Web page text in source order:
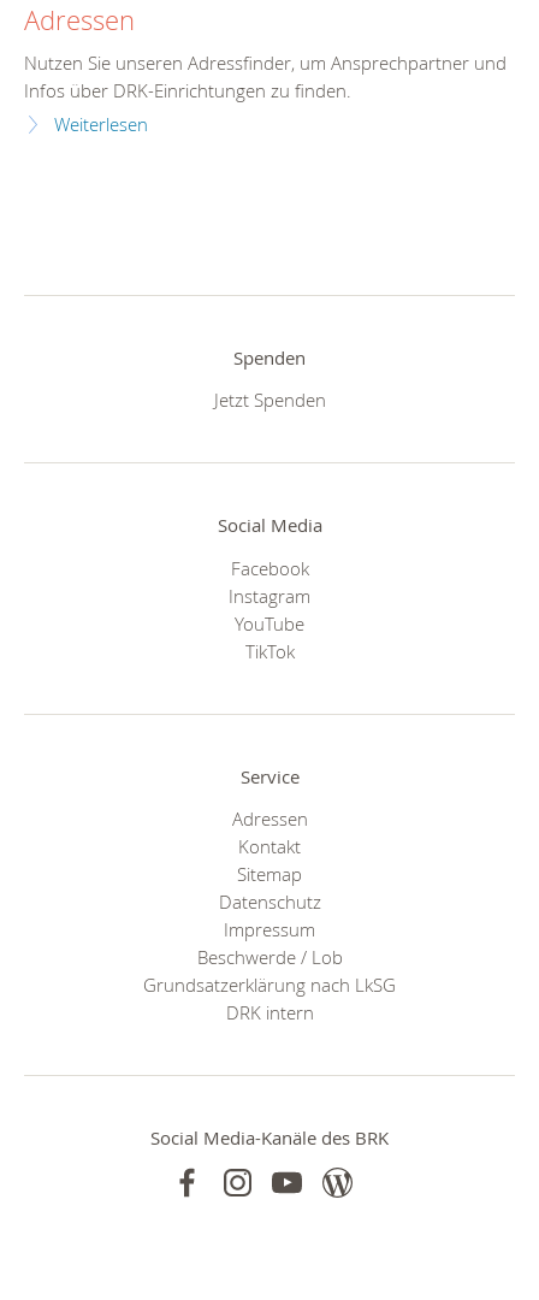
Adressen
Nutzen Sie unseren Adressfinder, um Ansprechpartner und
Infos über DRK-Einrichtungen zu finden.
Weiterlesen
Spenden
Jetzt Spenden
Social Media
Facebook
Instagram
YouTube
TikTok
Service
Adressen
Kontakt
Sitemap
Datenschutz
Impressum
Beschwerde / Lob
Grundsatzerklärung nach LkSG
DRK intern
Social Media-Kanäle des BRK